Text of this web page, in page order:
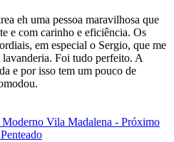
eh uma pessoa maravilhosa que
e com carinho e eficiência. Os
em especial o Sergio, que me
Foi tudo perfeito. A
e por isso tem um pouco de
Vila Madalena - Próximo